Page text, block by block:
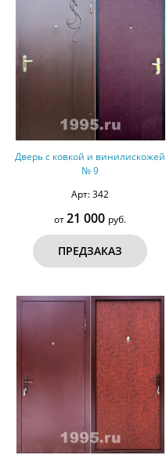
Дверь с ковкой и винилискожей
№ 9
Арт: 342
от21 000 руб.
ПРЕДЗАКАЗ